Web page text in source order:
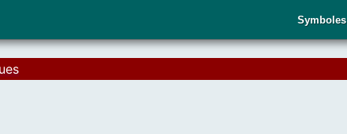
Symboles